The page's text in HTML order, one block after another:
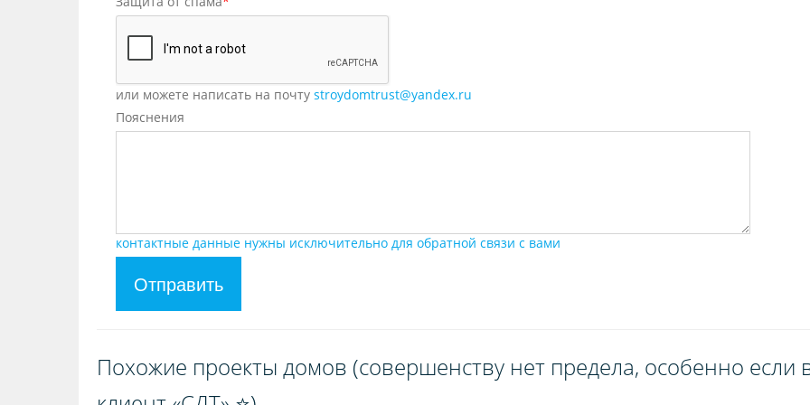
или можете написать на почтуstroydomtrust@yandex.ru
Пояснения
контактные данные нужны исключительно для обратной связи с вами
Отправить
Похожие проекты домов (совершенству нет предела, особенно если